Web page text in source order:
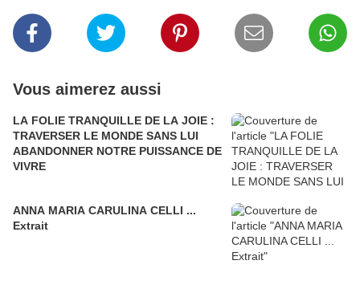
Vous aimerez aussi
LA FOLIE TRANQUILLE DE LA JOIE :
TRAVERSER LE MONDE SANS LUI
ABANDONNER NOTRE PUISSANCE DE
VIVRE
ANNA MARIA CARULINA CELLI ...
Extrait